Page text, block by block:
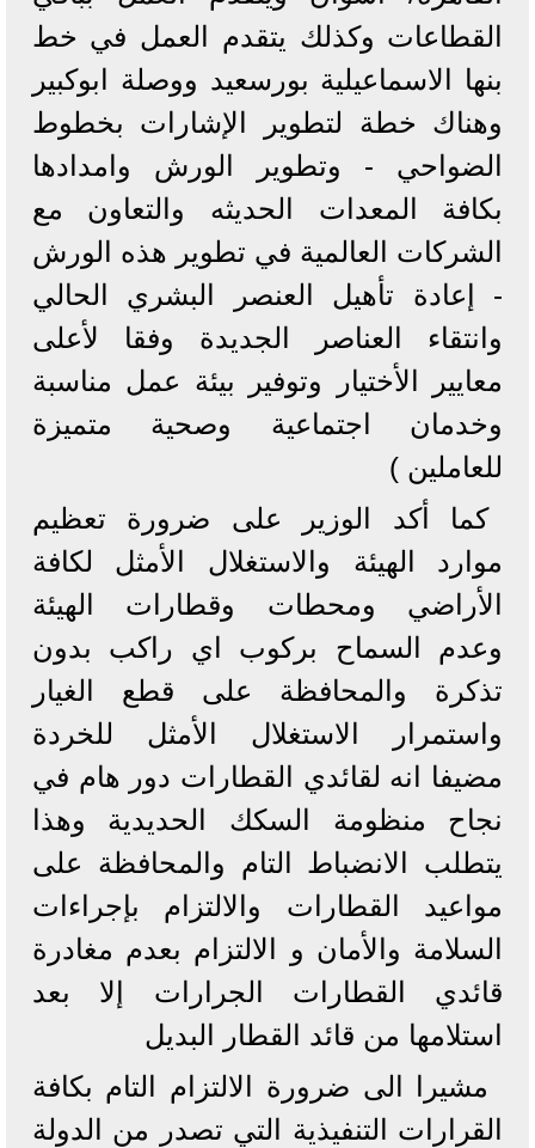
القطاعات وكذلك يتقدم العمل في خط
بنها الاسماعيلية بورسعيد ووصلة ابوكبير
وهناك خطة لتطوير الإشارات بخطوط
الضواحي - وتطوير الورش وامدادها
بكافة المعدات الحديثه والتعاون مع
الشركات العالمية في تطوير هذه الورش
- إعادة تأهيل العنصر البشري الحالي
وانتقاء العناصر الجديدة وفقا لأعلى
معايير الأختيار وتوفير بيئة عمل مناسبة
وخدمان اجتماعية وصحية متميزة
للعاملين )
كما أكد الوزير على ضرورة تعظيم
موارد الهيئة والاستغلال الأمثل لكافة
الأراضي ومحطات وقطارات الهيئة
وعدم السماح بركوب اي راكب بدون
تذكرة والمحافظة على قطع الغيار
واستمرار الاستغلال الأمثل للخردة
مضيفا انه لقائدي القطارات دور هام في
نجاح منظومة السكك الحديدية وهذا
يتطلب الانضباط التام والمحافظة على
مواعيد القطارات والالتزام بإجراءات
السلامة والأمان و الالتزام بعدم مغادرة
قائدي القطارات الجرارات إلا بعد
استلامها من قائد القطار البديل
مشيرا الى ضرورة الالتزام التام بكافة
القرارات التنفيذية التي تصدر من الدولة